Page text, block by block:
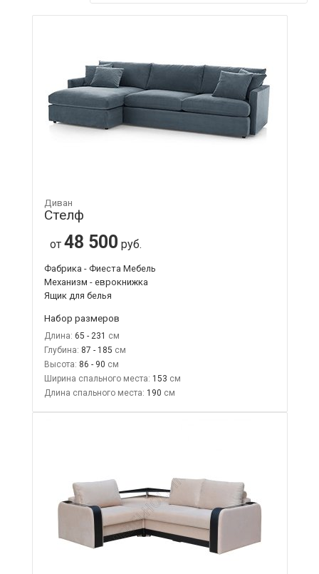
Диван
Стелф
от 48 500 руб.
Фабрика - Фиеста Мебель
Механизм - еврокнижка
Ящик для белья
Набор размеров
Длина: 65 - 231
Глубина: 87 - 185
Высота: 86 - 90
Ширина спального места: 153
Длина спального места: 190